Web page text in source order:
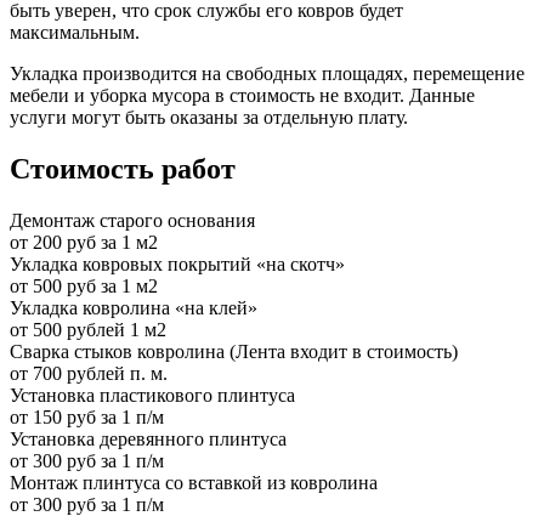
быть уверен, что срок службы его ковров будет
максимальным.
Укладка производится на свободных площадях, перемещение
мебели и уборка мусора в стоимость не входит. Данные
услуги могут быть оказаны за отдельную плату.
Стоимость работ
Демонтаж старого основания
от 200 руб за 1 м2
Укладка ковровых покрытий «на скотч»
от 500 руб за 1 м2
Укладка ковролина «на клей»
от 500 рублей 1 м2
Сварка стыков ковролина (Лента входит в стоимость)
от 700 рублей п. м.
Установка пластикового плинтуса
от 150 руб за 1 п/м
Установка деревянного плинтуса
от 300 руб за 1 п/м
Монтаж плинтуса со вставкой из ковролина
от 300 руб за 1 п/м